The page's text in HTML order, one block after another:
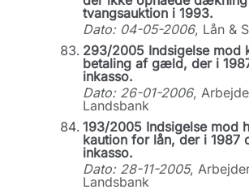
tvangsauktion i 1993.
Dato: 04-05-2006, Lån &
293/2005 Indsigelse mod
betaling af gæld, der i
inkasso.
Dato: 26-01-2006,
Landsbank
193/2005 Indsigelse mod
kaution for lån, der i 1987
inkasso.
Dato: 28-11-2005,
Landsbank